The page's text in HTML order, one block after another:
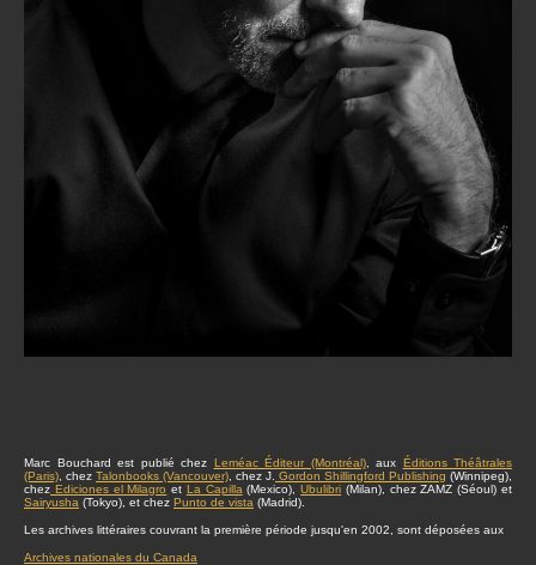
Marc Bouchard est publié chez Leméac Éditeur (Montréal), aux Éditions Théâtrales
(Paris) , chez Talonbooks (Vancouver) , chez J. Gordon Shillingford Publishing (Winnipeg),
chez Ediciones el Milagro et La Capilla (Mexico),Ubulibri (Milan), chez ZAMZ (Séoul) et
Sairyusha (Tokyo), et chez Punto de vista (Madrid).
Les archives littéraires couvrant la première période jusqu'en 2002, sont déposées aux
Archives nationales du Canada